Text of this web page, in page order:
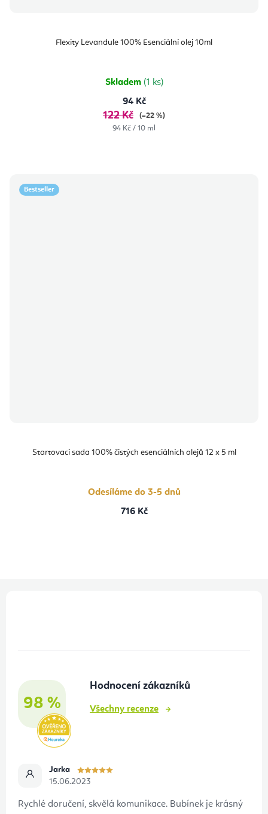
Flexity Levandule 100% Esenciální olej 10ml
Skladem (1 ks)
94 Kč
122 Kč
(–22 %)
Měrná
94 Kč / 10 ml
Bestseller
Startovací sada 100% čistých esenciálních olejů 12 x 5 ml
Odesíláme do 3-5 dnů
716 Kč
98 %
Hodnocení zákazníků
Všechny recenze
Jarka
15.06.2023
Rychlé doručení, skvělá komunikace. Bubínek je krásný